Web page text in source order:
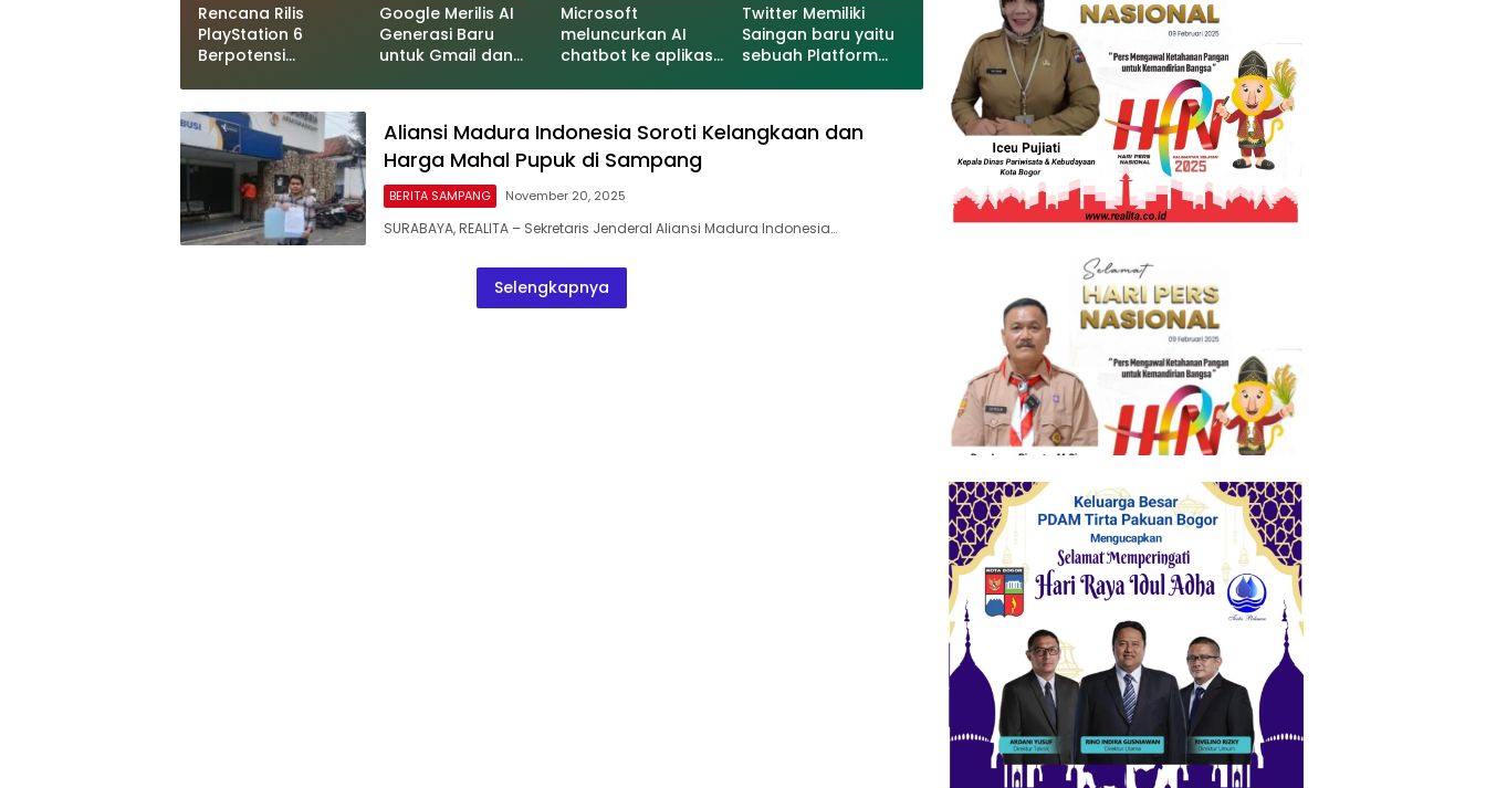
Rencana Rilis
PlayStation 6
Berpotensi
Microsoft
Google Merilis AI
Generasi Baru
untuk Gmail dan
Microsoft
meluncurkan AI
chatbot ke aplikasi
Android
Twitter Memiliki
Saingan baru yaitu
sebuah Platform
Meta
Aliansi Madura Indonesia Soroti Kelangkaan dan
Harga Mahal Pupuk di Sampang
BERITA SAMPANG November 20, 2025
​SURABAYA, REALITA – Sekretaris Jenderal Aliansi Madura Indonesia…
Selengkapnya